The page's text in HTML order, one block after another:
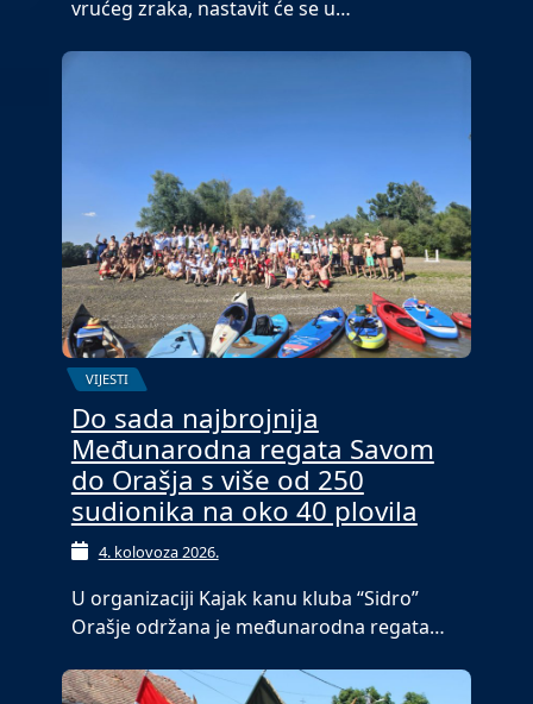
vrućeg zraka, nastavit će se u…
VIJESTI
Do sada najbrojnija
Međunarodna regata Savom
do Orašja s više od 250
sudionika na oko 40 plovila
4. kolovoza 2026.
U organizaciji Kajak kanu kluba “Sidro”
Orašje održana je međunarodna regata…